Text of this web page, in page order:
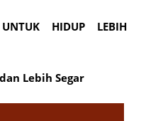
HIDUP LEBIH
Lebih Segar